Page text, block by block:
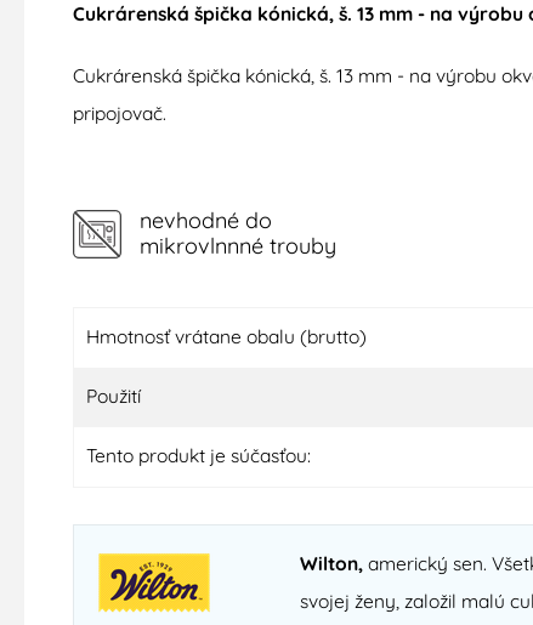
Cukrárenská špička kónická, š. 13 mm - na
Cukrárenská špička kónická, š. 13 mm - na výrobu
pripojovač.
nevhodné do
mikrovlnnné trouby
Hmotnosť vrátane obalu (brutto)
Použití
Tento produkt je súčasťou:
Wilton,americký sen.
svojej ženy, založil malú